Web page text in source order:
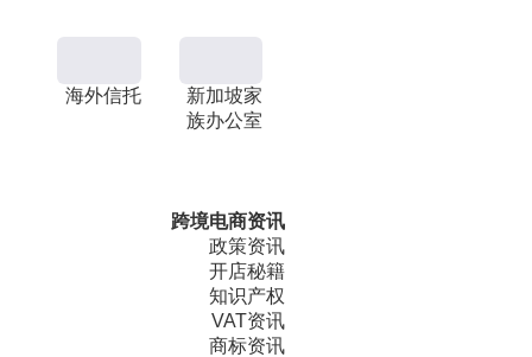
海外信托
新加坡家
族办公室
跨境电商资讯
政策资讯
开店秘籍
知识产权
VAT资讯
商标资讯